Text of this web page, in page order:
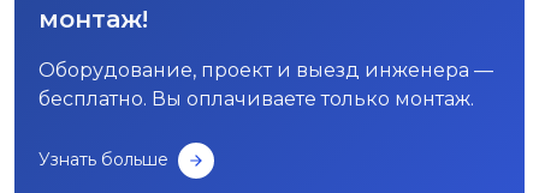
монтаж!
Оборудование, проект и выезд инженера —
бесплатно. Вы оплачиваете только монтаж.
Узнать больше